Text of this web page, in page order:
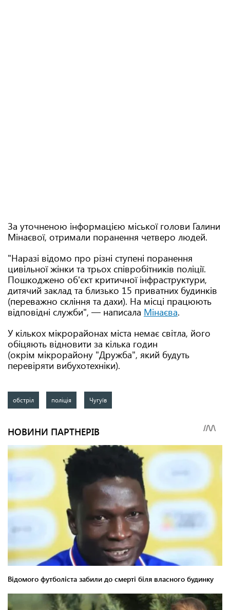
За уточненою інформацією міської голови Галини
Мінаєвої, отримали поранення четверо людей.
"Наразі відомо про різні ступені поранення
цивільної жінки та трьох співробітників поліції.
Пошкоджено об'єкт критичної інфраструктури,
дитячий заклад та близько 15 приватних будинків
(переважно скління та дахи). На місці працюють
відповідні служби", — написала Мінаєва.
У кількох мікрорайонах міста немає світла, його
обіцяють відновити за кілька годин
(окрім мікрорайону "Дружба", який будуть
перевіряти вибухотехніки).
обстріл поліція Чугуїв